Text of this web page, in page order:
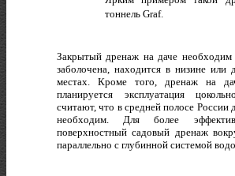
тоннель Graf.
Закрытый дренаж на даче необходим
заболочена, находится в низине
местах. Кроме того, дренаж на
планируется эксплуатация
считают, что в средней полосе
необходим. Для более
поверхностный садовый дренаж
параллельно с глубинной системой